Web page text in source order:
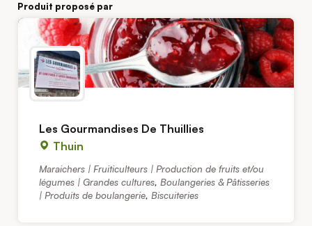
Produit proposé par
Les Gourmandises De Thuillies
Thuin
Maraichers | Fruiticulteurs | Production de fruits et/ou
légumes | Grandes cultures, Boulangeries & Pâtisseries
| Produits de boulangerie, Biscuiteries